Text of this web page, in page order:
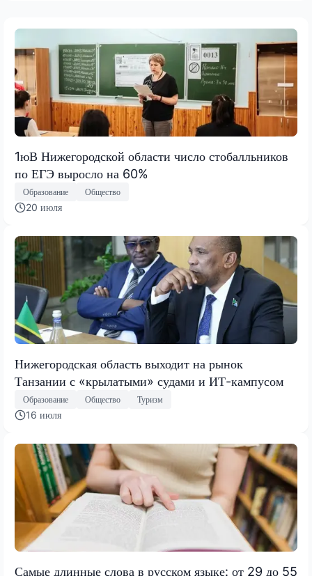
1юВ Нижегородской области число стобалльников
по ЕГЭ выросло на 60%
Образование Общество
20 июля
Нижегородская область выходит на рынок
Танзании с «крылатыми» судами и ИТ-кампусом
Образование Общество Туризм
16 июля
Самые длинные слова в русском языке: от 29 до 55